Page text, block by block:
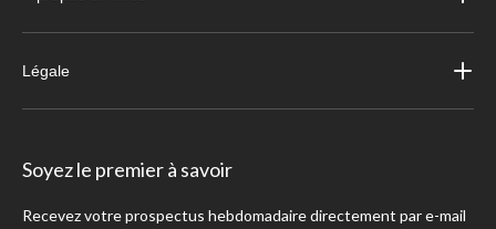
Légale
Soyez le premier à savoir
Recevez votre prospectus hebdomadaire directement par e-mail